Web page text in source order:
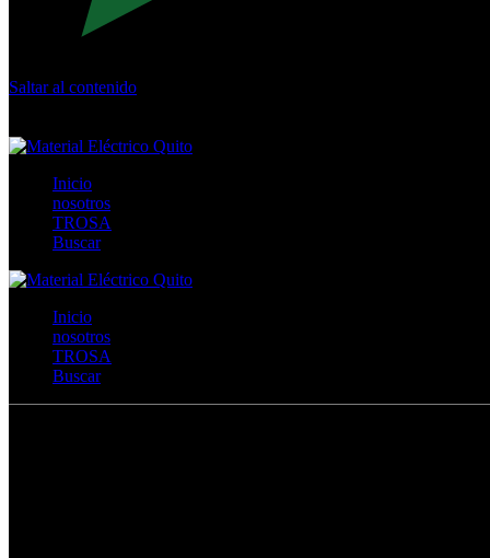
Saltar al contenido
Inicio
nosotros
TROSA
Buscar
Inicio
nosotros
TROSA
Buscar